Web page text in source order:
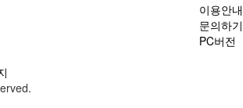
이용안내
문의하기
PC버전